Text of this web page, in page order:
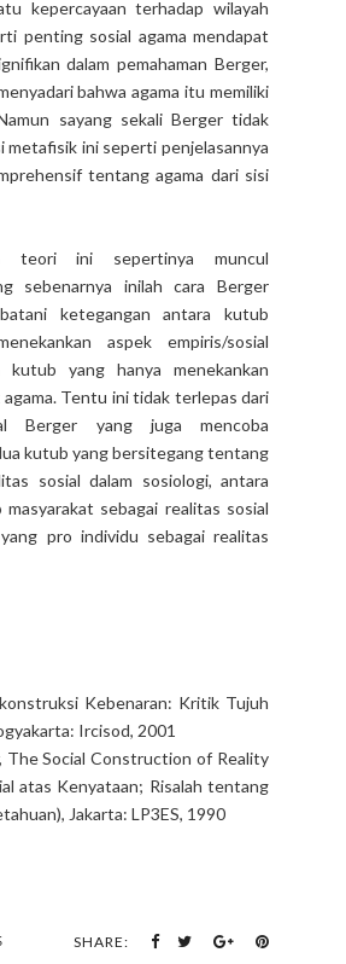
kepercayaan terhadap wilayah
penting sosial agama mendapat
dalam pemahaman Berger,
bahwa agama itu memiliki
sayang sekali Berger tidak
metafisik ini seperti penjelasannya
tentang agama dari sisi
teori ini sepertinya muncul
sebenarnya inilah cara Berger
ketegangan antara kutub
aspek empiris/sosial
kutub yang hanya menekankan
Tentu ini tidak terlepas dari
Berger yang juga mencoba
kutub yang bersitegang tentang
sosial dalam sosiologi, antara
sebagai realitas sosial
pro individu sebagai realitas
Kebenaran: Kritik Tujuh
Ircisod, 2001
The Social Construction of Reality
atas Kenyataan; Risalah tentang
Jakarta: LP3ES, 1990
SHARE: